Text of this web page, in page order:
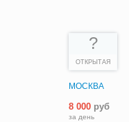
?
ОТКРЫТАЯ
МОСКВА
8 000 руб
за день